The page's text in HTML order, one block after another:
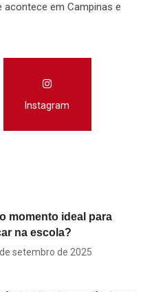
em Campinas e
Instagram
momento ideal para
na escola?
setembro de 2025